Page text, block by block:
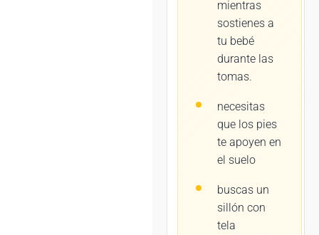
mientras
sostienes a
tu bebé
durante las
tomas.
necesitas
que los pies
te apoyen en
el suelo
buscas un
sillón con
tela